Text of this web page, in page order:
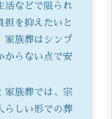
活などで限られ
担を抑えたいと
家族葬はシンプ
からない点で安
家族葬では、宗
らしい形での葬